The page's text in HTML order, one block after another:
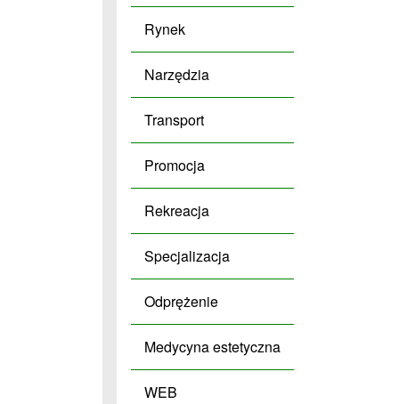
Rynek
Narzędzia
Transport
Promocja
Rekreacja
Specjalizacja
Odprężenie
Medycyna estetyczna
WEB